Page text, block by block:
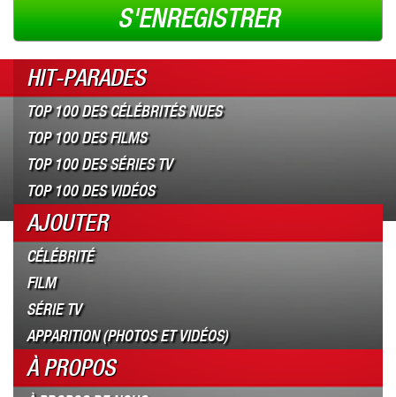
S'ENREGISTRER
HIT-PARADES
TOP 100 DES CÉLÉBRITÉS NUES
TOP 100 DES FILMS
TOP 100 DES SÉRIES TV
TOP 100 DES VIDÉOS
AJOUTER
CÉLÉBRITÉ
FILM
SÉRIE TV
APPARITION (PHOTOS ET VIDÉOS)
À PROPOS